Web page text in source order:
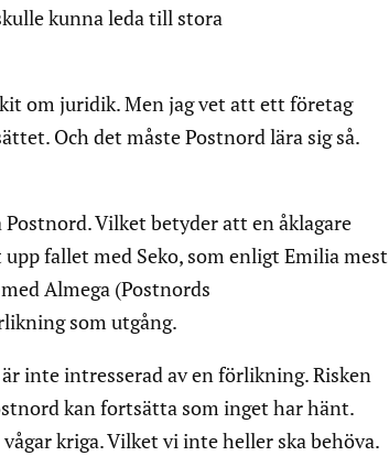
kunna leda till stora
om juridik. Men jag vet att ett företag
Och det måste Postnord lära sig så.
Vilket betyder att en åklagare
fallet med Seko, som enligt Emilia mest
Almega (Postnords
som utgång.
är inte intresserad av en förlikning. Risken
kan fortsätta som inget har hänt.
kriga. Vilket vi inte heller ska behöva.